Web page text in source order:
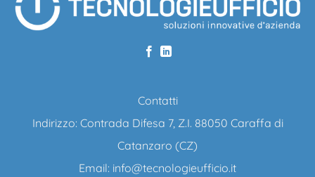
Contatti
Indirizzo: Contrada Difesa 7, Z.I. 88050 Caraffa di
Catanzaro (CZ)
Email: info@tecnologieufficio.it